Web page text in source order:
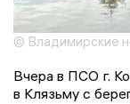
© Владимирские
Вчера в ПСО г.
в Клязьму с